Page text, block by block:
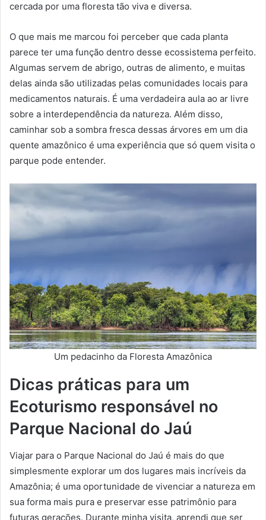
cercada por uma floresta tão viva e diversa.
O que mais me marcou foi perceber que cada planta
parece ter uma função dentro desse ecossistema perfeito.
Algumas servem de abrigo, outras de alimento, e muitas
delas ainda são utilizadas pelas comunidades locais para
medicamentos naturais. É uma verdadeira aula ao ar livre
sobre a interdependência da natureza. Além disso,
caminhar sob a sombra fresca dessas árvores em um dia
quente amazônico é uma experiência que só quem visita o
parque pode entender.
Um pedacinho da Floresta Amazônica
Dicas práticas para um
Ecoturismo responsável no
Parque Nacional do Jaú
Viajar para o Parque Nacional do Jaú é mais do que
simplesmente explorar um dos lugares mais incríveis da
Amazônia; é uma oportunidade de vivenciar a natureza em
sua forma mais pura e preservar esse patrimônio para
futuras gerações. Durante minha visita, aprendi que ser